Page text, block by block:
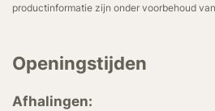
productinformatie zijn onder voorbehoud
Openingstijden
Afhalingen: